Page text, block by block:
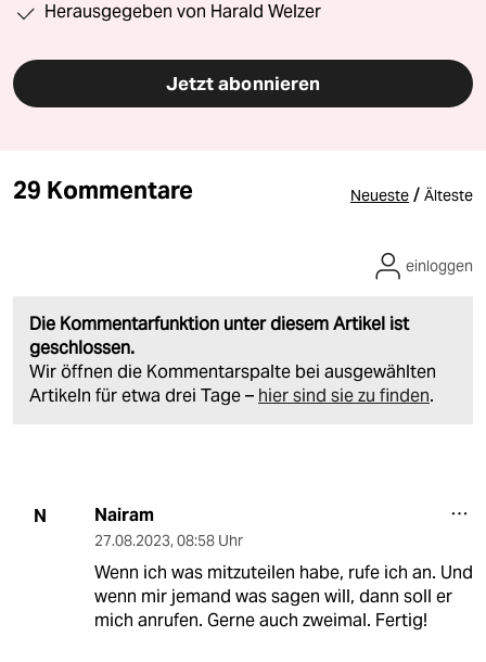
Herausgegeben von Harald Welzer
Jetzt abonnieren
29 Kommentare Neueste / Älteste
Die Kommentarfunktion unter diesem Artikel ist
geschlossen.
Wir öffnen die Kommentarspalte bei ausgewählten
Artikeln für etwa drei Tage – hier sind sie zu finden.
einloggen
N Nairam
27.08.2023, 08:58 Uhr
Wenn ich was mitzuteilen habe, rufe ich an. Und
wenn mir jemand was sagen will, dann soll er
mich anrufen. Gerne auch zweimal. Fertig!